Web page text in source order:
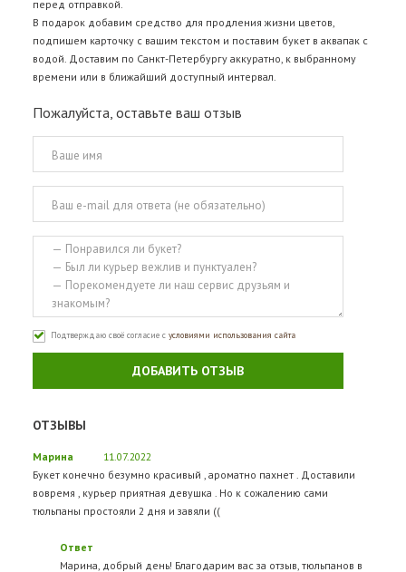
перед отправкой.
В подарок добавим средство для продления жизни цветов,
подпишем карточку с вашим текстом и поставим букет в аквапак с
водой. Доставим по Санкт-Петербургу аккуратно, к выбранному
времени или в ближайший доступный интервал.
Пожалуйста, оставьте ваш отзыв
Подтверждаю своё согласие с условиями использования сайта
ДОБАВИТЬ ОТЗЫВ
ОТЗЫВЫ
Марина
11.07.2022
Букет конечно безумно красивый , ароматно пахнет . Доставили
вовремя , курьер приятная девушка . Но к сожалению сами
тюльпаны простояли 2 дня и завяли ((
Ответ
Марина, добрый день! Благодарим вас за отзыв, тюльпанов в